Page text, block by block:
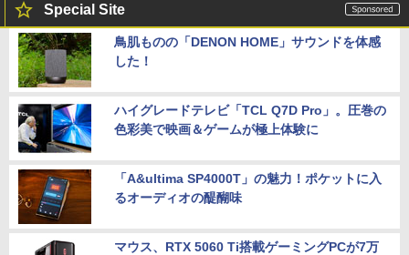
Special Site
鳥肌ものの「DENON HOME」サウンドを体感
した！
ハイグレードテレビ「TCL Q7D Pro」。圧巻の
色彩美で映画＆ゲームが極上体験に
「A&ultima SP4000T」の魅力！ポケットに入
るオーディオの醍醐味
マウス、RTX 5060 Ti搭載ゲーミングPCが7万